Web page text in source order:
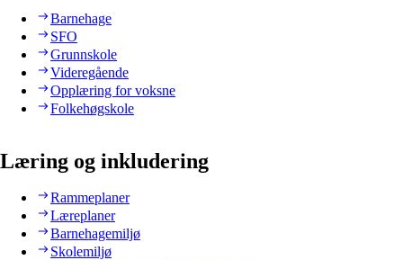
Barnehage
SFO
Grunnskole
Videregående
Opplæring for voksne
Folkehøgskole
Læring og inkludering
Rammeplaner
Læreplaner
Barnehagemiljø
Skolemiljø